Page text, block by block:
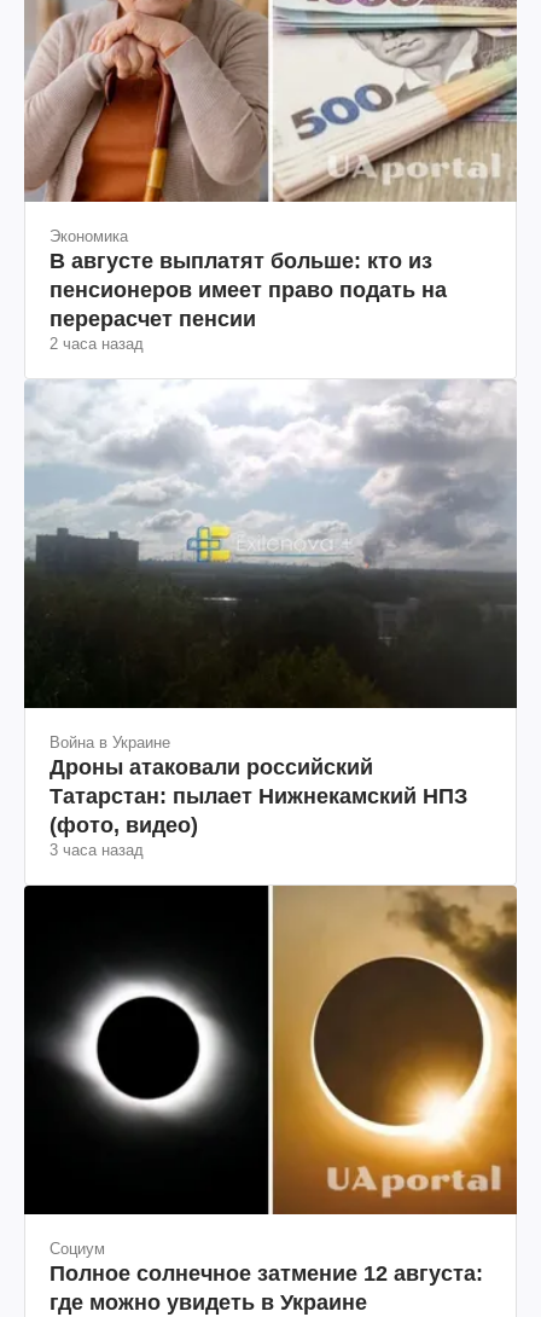
Экономика
В августе выплатят больше: кто из
пенсионеров имеет право подать на
перерасчет пенсии
Война в Украине
Дроны атаковали российский
Татарстан: пылает Нижнекамский НПЗ
(фото, видео)
Социум
Полное солнечное затмение 12 августа: